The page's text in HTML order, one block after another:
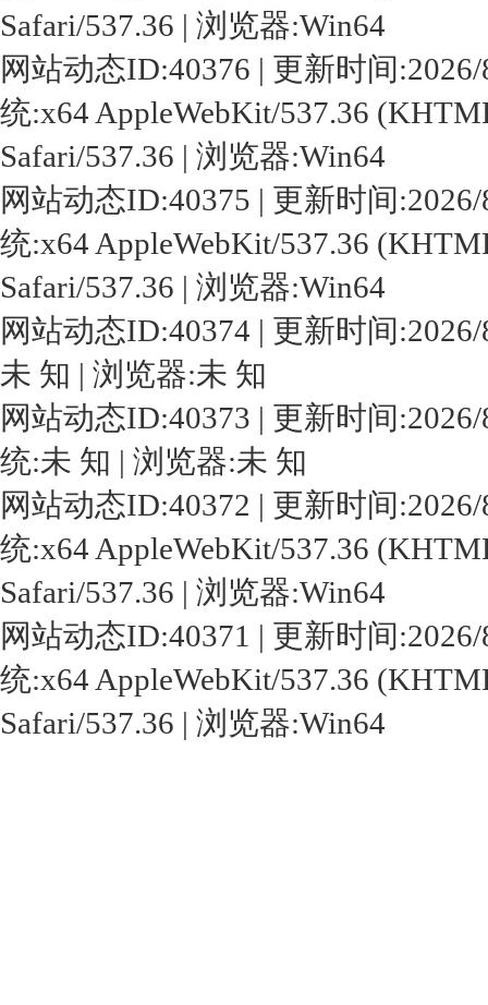
Safari/537.36 | 浏览器:Win64
网站动态ID:40376 | 更新时间
统:x64 AppleWebKit/537.36
Safari/537.36 | 浏览器:Win64
网站动态ID:40375 | 更新时间
统:x64 AppleWebKit/537.36
Safari/537.36 | 浏览器:Win64
网站动态ID:40374 | 更新时间
未 知 | 浏览器:未 知
网站动态ID:40373 | 更新时间
统:未 知 | 浏览器:未 知
网站动态ID:40372 | 更新时间
统:x64 AppleWebKit/537.36
Safari/537.36 | 浏览器:Win64
网站动态ID:40371 | 更新时间
统:x64 AppleWebKit/537.36
Safari/537.36 | 浏览器:Win64